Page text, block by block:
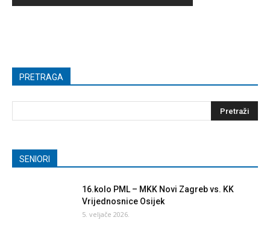
PRETRAGA
SENIORI
16.kolo PML – MKK Novi Zagreb vs. KK
Vrijednosnice Osijek
5. veljače 2026.